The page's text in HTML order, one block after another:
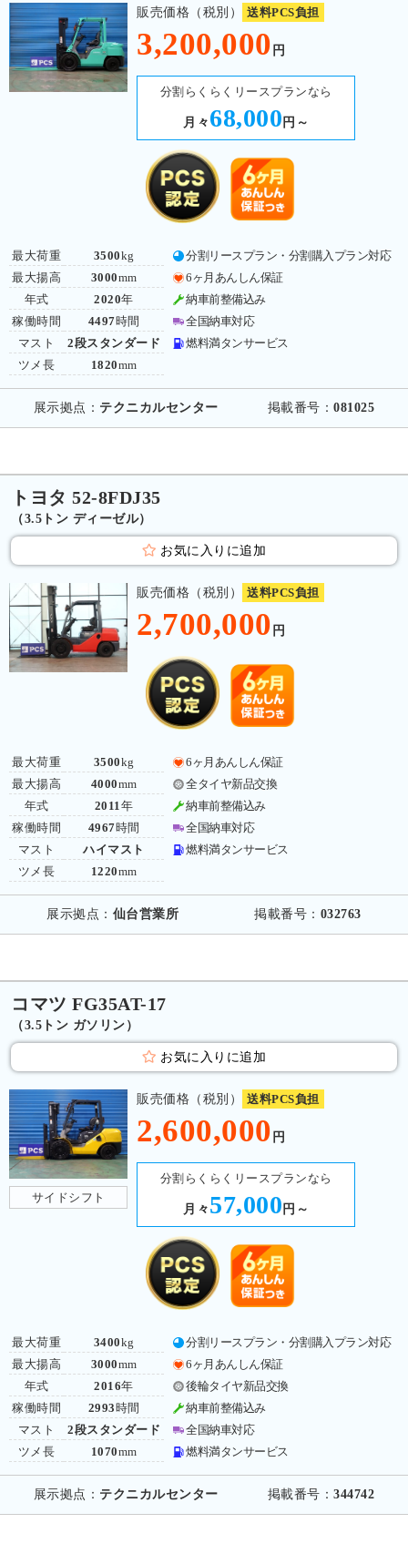
販売価格（税別） 送料PCS負担
3,200,000 円
分割らくらくリースプランなら
月々 68,000 円～
最大荷重
最大揚高
年式
稼働時間
マスト
ツメ長
3500kg
3000mm
2020年
4497時間
2段スタンダード
1820mm
分割リースプラン・分割購入プラン対応
6ヶ月あんしん保証
納車前整備込み
全国納車対応
燃料満タンサービス
展示拠点： テクニカルセンター 掲載番号：081025
トヨタ 52-8FDJ35
（3.5トン ディーゼル）
お気に入りに追加
販売価格（税別） 送料PCS負担
2,700,000 円
最大荷重
最大揚高
年式
稼働時間
マスト
ツメ長
3500kg
4000mm
2011年
4967時間
ハイマスト
1220mm
6ヶ月あんしん保証
全タイヤ新品交換
納車前整備込み
全国納車対応
燃料満タンサービス
展示拠点： 仙台営業所 掲載番号： 032763
コマツ FG35AT-17
（3.5トン ガソリン）
お気に入りに追加
サイドシフト
販売価格（税別） 送料PCS負担
2,600,000 円
分割らくらくリースプランなら
月々 57,000 円～
最大荷重
最大揚高
年式
稼働時間
マスト
ツメ長
3400kg
3000mm
2016年
2993 時間
2段スタンダード
1070mm
分割リースプラン・分割購入プラン対応
6ヶ月あんしん保証
後輪タイヤ新品交換
納車前整備込み
全国納車対応
燃料満タンサービス
展示拠点： テクニカルセンター 掲載番号：344742